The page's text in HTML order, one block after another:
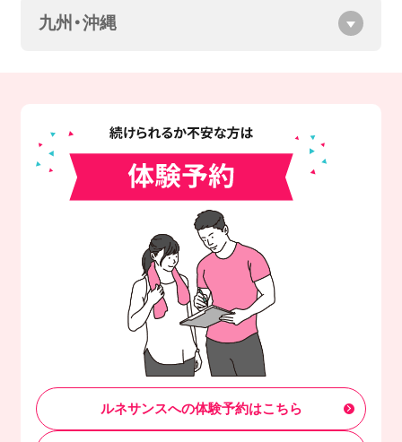
九州・沖縄
ルネサンスへの体験予約はこちら